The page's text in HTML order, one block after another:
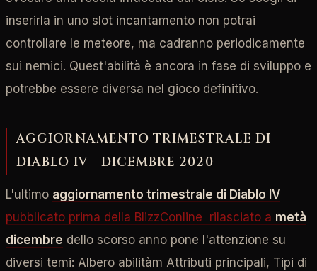
inserirla in uno slot incantamento non potrai
controllare le meteore, ma cadranno periodicamente
sui nemici. Quest'abilità è ancora in fase di sviluppo e
potrebbe essere diversa nel gioco definitivo.
AGGIORNAMENTO TRIMESTRALE DI
DIABLO IV - DICEMBRE 2020
L'ultimo aggiornamento trimestrale di Diablo IV
pubblicato prima della BlizzConline rilasciato a metà
dicembre dello scorso anno pone l'attenzione su
diversi temi: Albero abilitàm Attributi principali, Tipi di